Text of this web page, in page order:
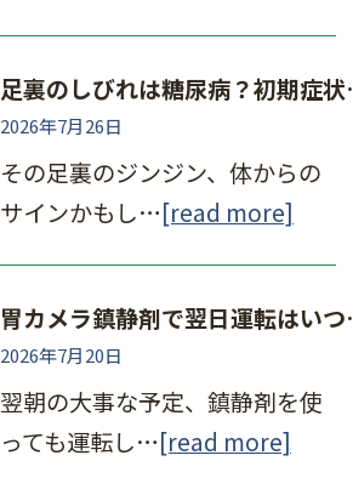
足裏のし
2026年7月26日
その足裏のジンジン、体からの
サインかもし…[read more]
胃カメラ
2026年7月20日
翌朝の大事な予定、鎮静剤を使
っても運転し…[read more]